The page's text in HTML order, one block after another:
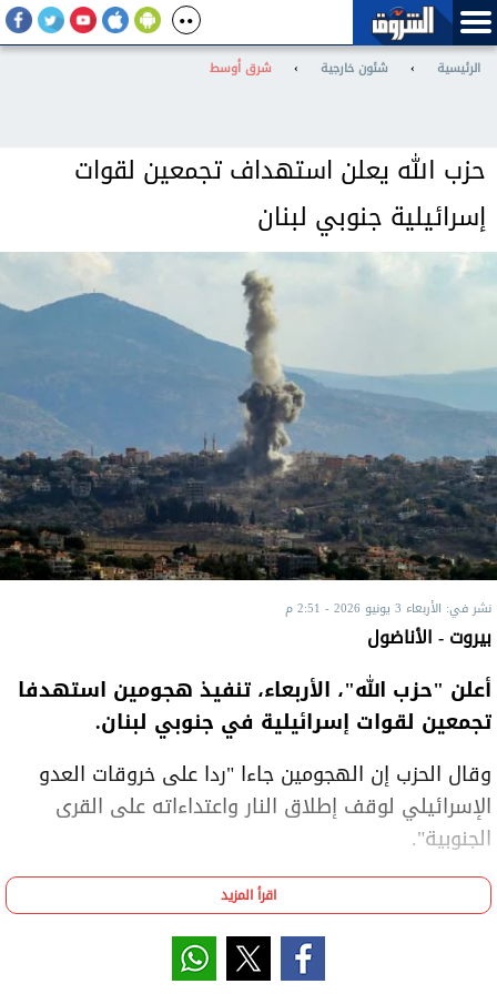
الرئيسية › شئون خارجية › شرق أوسط
حزب الله يعلن استهداف تجمعين لقوات
إسرائيلية جنوبي لبنان
نشر في: الأربعاء 3 يونيو 2026 - 2:51 م
بيروت - الأناضول
أعلن "حزب الله"، الأربعاء، تنفيذ هجومين استهدفا
تجمعين لقوات إسرائيلية في جنوبي لبنان.
وقال الحزب إن الهجومين جاءا "ردا على خروقات العدو
الإسرائيلي لوقف إطلاق النار واعتداءاته على القرى
الجنوبية".
وأوضح الحزب، في بيانين منفصلين، أنه استهدف تجمعا
لجنود إسرائيليين في بلدة العديسة بقذائف مدفعية.
وأضاف أنه استهدف تجمعا آخر لجنود إسرائيليين في
اقرأ المزيد